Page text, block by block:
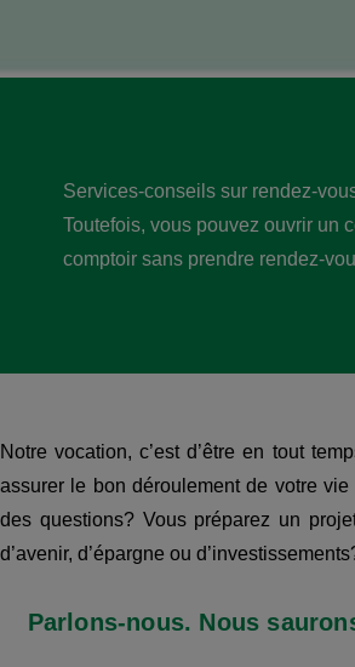
Services-conseils sur rendez-
Toutefois, vous pouvez ouvrir un
comptoir sans prendre rendez-
Notre vocation, c’est d’être en tout
assurer le bon déroulement de votre
des questions? Vous préparez un
d’avenir, d’épargne ou
Parlons-nous. Nous